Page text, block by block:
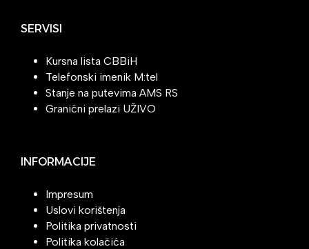
SERVISI
Kursna lista CBBiH
Telefonski imenik M:tel
Stanje na putevima AMS RS
Granični prelazi UŽIVO
INFORMACIJE
Impresum
Uslovi korištenja
Politika privatnosti
Politika kolačića